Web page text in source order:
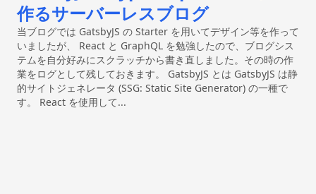
作るサーバーレスブログ
当ブログでは GatsbyJS の Starter を用いてデザイン等を作って
いましたが、 React と GraphQL を勉強したので、ブログシス
テムを自分好みにスクラッチから書き直しました。その時の作
業をログとして残しておきます。 GatsbyJS とは GatsbyJS は静
的サイトジェネレータ (SSG: Static Site Generator) の一種で
す。 React を使用して...